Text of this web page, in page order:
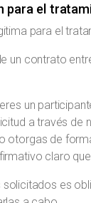
para el
para el
un contrato
un
a través de
otorgas de
claro
es